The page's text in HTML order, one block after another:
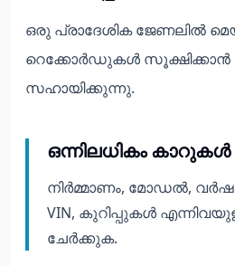
ഒരു പ്രാദേശിക ജേണലിൽ
റെക്കോർഡുകൾ സൂക്ഷിക്കാൻ
സഹായിക്കുന്നു.
ഒന്നിലധികം കാറുകൾ
നിർമ്മാണം, മോഡൽ,
VIN, കുറിപ്പുകൾ
ചേർക്കുക.